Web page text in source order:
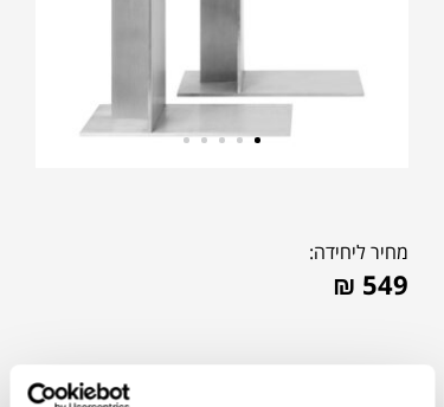
מחיר ליחידה:
₪ 549